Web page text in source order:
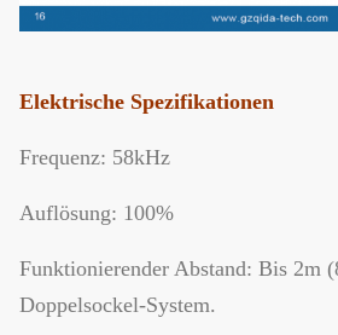
Elektrische Spezifikationen
Frequenz: 58kHz
Auflösung: 100%
Funktionierender Abstand: Bis 2m
Doppelsockel-System.